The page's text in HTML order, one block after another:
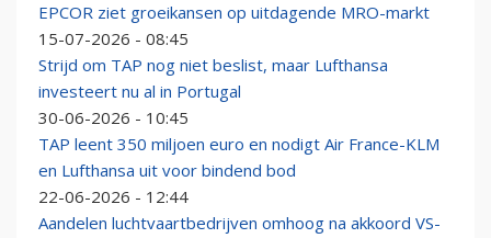
EPCOR ziet groeikansen op uitdagende MRO-markt
15-07-2026 - 08:45
Strijd om TAP nog niet beslist, maar Lufthansa
investeert nu al in Portugal
30-06-2026 - 10:45
TAP leent 350 miljoen euro en nodigt Air France-KLM
en Lufthansa uit voor bindend bod
22-06-2026 - 12:44
Aandelen luchtvaartbedrijven omhoog na akkoord VS-